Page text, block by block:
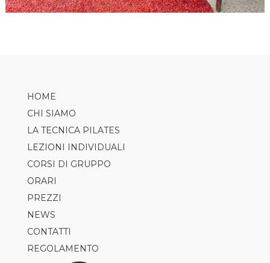
HOME
CHI SIAMO
LA TECNICA PILATES
LEZIONI INDIVIDUALI
CORSI DI GRUPPO
PILATES
AXIS
TRX
CLASS5
GAP
ORARI
PREZZI
NEWS
CONTATTI
REGOLAMENTO